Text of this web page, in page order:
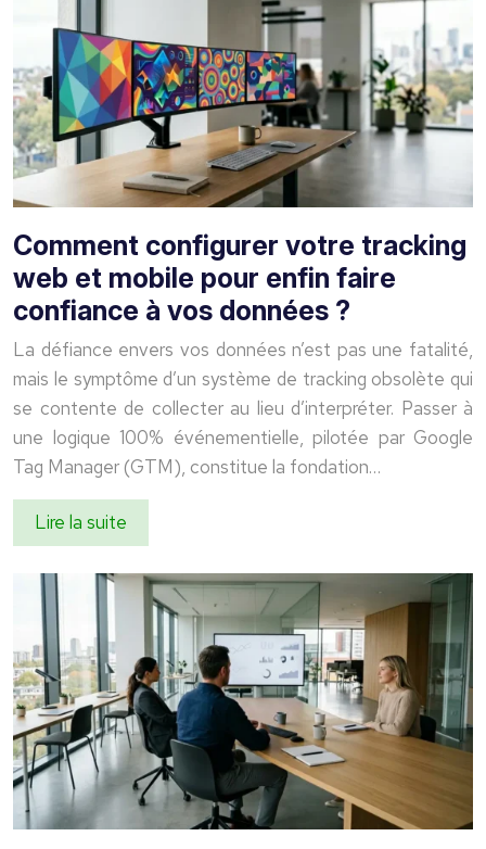
Comment configurer votre tracking
web et mobile pour enfin faire
confiance à vos données ?
La défiance envers vos données n’est pas une fatalité,
mais le symptôme d’un système de tracking obsolète qui
se contente de collecter au lieu d’interpréter. Passer à
une logique 100% événementielle, pilotée par Google
Tag Manager (GTM), constitue la fondation…
Lire la suite